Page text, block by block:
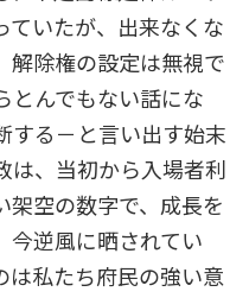
ていたが、出来なくな
解除権の設定は無視で
とんでもない話にな
する－と言い出す始末
は、当初から入場者利
架空の数字で、成長を
今逆風に晒されてい
は私たち府民の強い意